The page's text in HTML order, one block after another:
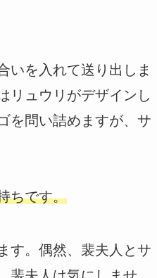
いを入れて送り出しま
リュウリがデザインし
を問い詰めますが、サ
ちです。
す。偶然、裴夫人とサ